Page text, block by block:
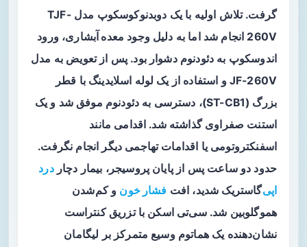
گرفت. تلاش اولیه با یک دوبدنوکوسکوپ مدل TJF-
260V انجام شد اما به دلیل وجود
معده آبشاری، ورود
اندوسکوپ به دئودنوم دشوار بود. پس از تعویض به مدل
JF-260V و استفاده از یک لوله اسلایدینگ با قطر
بزرگ (ST-CB1)، دسترسی به دئودنوم موفق شد و یک
استنت صفراوی گذاشته شد. اقدامی مانند
اسفنکتروتومی یا اقدامات تهاجمی دیگر انجام نگرفت.
حدود دو ساعت پس از پایان پروسیجر، بیمار دچاردرد
اپی‌گاستریک شدید، افت فشار خون و کم‌شدن
هموگلوبین شد. سی‌تی اسکن با تزریق کنتراست
نشان‌دهنده یک هماتوم وسیع متمرکز بر لیگامان